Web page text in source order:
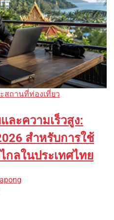
สถานที่ท่องเที่ยว
ละความเร็วสูง:
สำหรับการใช้
กลในประเทศไทย